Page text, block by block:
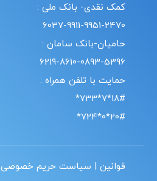
کمک نقدی- بانک ملی :
6037-9911-9951-2470
حامیان-بانک سامان :
6219-8610-0893-5396
حمایت با تلفن همراه :
18#*7*733*
20#*0*724*
قوانین | سیاست حریم خصوصی